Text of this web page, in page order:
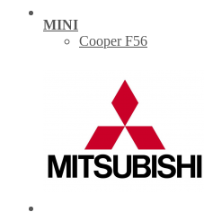
MINI
Cooper F56